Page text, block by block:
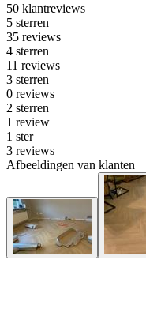
50 klantreviews
5 sterren
35 reviews
4 sterren
11 reviews
3 sterren
0 reviews
2 sterren
1 review
1 ster
3 reviews
Afbeeldingen van klanten